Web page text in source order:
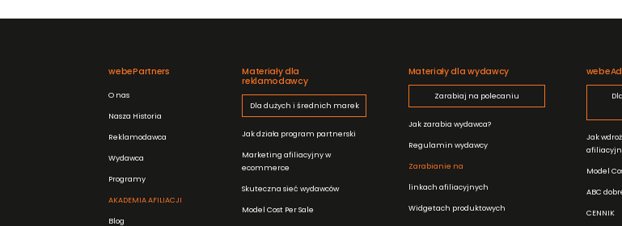
webePartners
O nas
Nasza Historia
Reklamodawca
Wydawca
Programy
AKADEMIA AFILIACJI
Blog
Materiały dla
reklamodawcy
Dla dużych i średnich marek
Jak działa program partnerski
Marketing afiliacyjny w
ecommerce
Skuteczna sieć wydawców
Model Cost Per Sale
Materiały dla wydawcy
Zarabiaj na polecaniu
Jak zarabia wydawca?
Regulamin wydawcy
Zarabianie na
linkach afiliacyjnych
Widgetach produktowych
Jak
Model
ABC
CENNIK